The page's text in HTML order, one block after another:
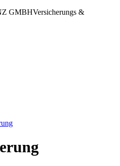
GMBHVersicherungs &